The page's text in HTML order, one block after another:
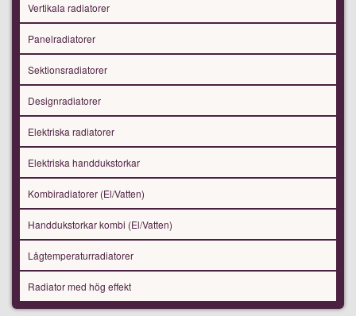
Vertikala radiatorer
Panelradiatorer
Sektionsradiatorer
Designradiatorer
Elektriska radiatorer
Elektriska handdukstorkar
Kombiradiatorer (El/Vatten)
Handdukstorkar kombi (El/Vatten)
Lågtemperaturradiatorer
Radiator med hög effekt